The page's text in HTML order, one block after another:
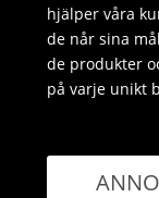
hjälper våra
de når sina
de produkter
på varje unikt